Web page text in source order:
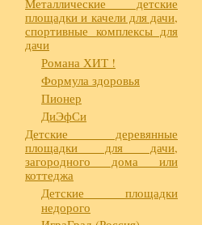
площадки и качели для дачи,
спортивные комплексы для
дачи
Романа ХИТ !
Формула здоровья
Пионер
ДиЭфСи
Детские деревянные
площадки для дачи,
загородного дома или
коттеджа
Детские площадки
недорого